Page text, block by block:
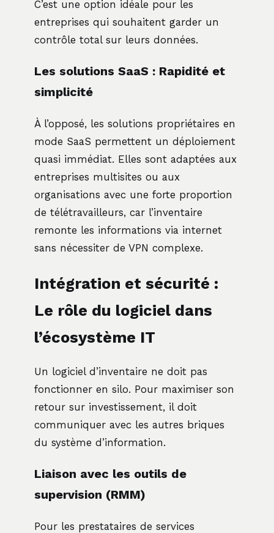
C’est une option idéale pour les
entreprises qui souhaitent garder un
contrôle total sur leurs données.
Les solutions SaaS : Rapidité et
simplicité
À l’opposé, les solutions propriétaires en
mode SaaS permettent un déploiement
quasi immédiat. Elles sont adaptées aux
entreprises multisites ou aux
organisations avec une forte proportion
de télétravailleurs, car l’inventaire
remonte les informations via internet
sans nécessiter de VPN complexe.
Intégration et sécurité :
Le rôle du logiciel dans
l’écosystème IT
Un logiciel d’inventaire ne doit pas
fonctionner en silo. Pour maximiser son
retour sur investissement, il doit
communiquer avec les autres briques
du système d’information.
Liaison avec les outils de
supervision (RMM)
Pour les prestataires de services